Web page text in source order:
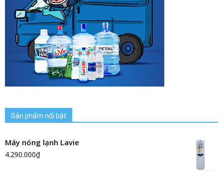
Sản phẩm nổi bật
Máy nóng lạnh Lavie
4.290.000₫